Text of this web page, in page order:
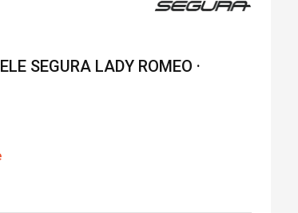
SEGURA LADY ROMEO ·